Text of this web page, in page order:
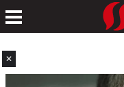
✕